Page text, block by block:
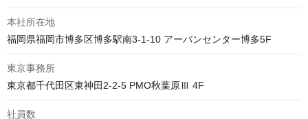
本社所在地
福岡県福岡市博多区博多駅南3-1-10 アーバンセンター博多5F
東京事務所
東京都千代田区東神田2-2-5 PMO秋葉原Ⅲ 4F
社員数